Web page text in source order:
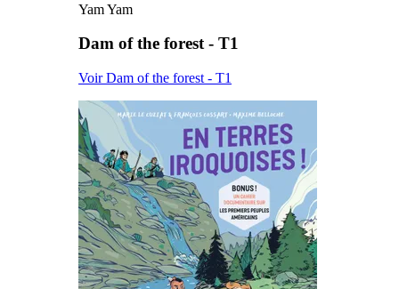
Yam Yam
Dam of the forest - T1
Voir Dam of the forest - T1